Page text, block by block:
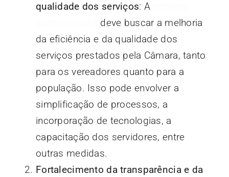
qualidade dos serviços: A
deve buscar a melhoria
da eficiência e da qualidade dos
serviços prestados pela Câmara, tanto
para os vereadores quanto para a
população. Isso pode envolver a
simplificação de processos, a
incorporação de tecnologias, a
capacitação dos servidores, entre
outras medidas.
Fortalecimento da transparência e da